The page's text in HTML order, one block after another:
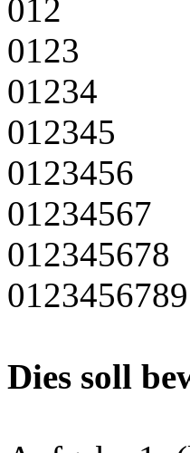
012
0123
01234
012345
0123456
01234567
012345678
0123456789
Dies soll